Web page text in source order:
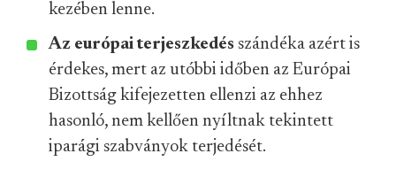
kezében lenne.
Az európai terjeszkedés szándéka azért is
érdekes, mert az utóbbi időben az Európai
Bizottság kifejezetten ellenzi az ehhez
hasonló, nem kellően nyíltnak tekintett
iparági szabványok terjedését.